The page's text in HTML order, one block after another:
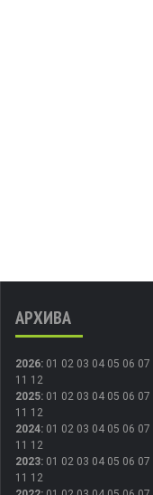
АРХИВА
2026: 01 02 03 04 05 06 07
11 12
2025: 01 02 03 04 05 06 07
11 12
2024: 01 02 03 04 05 06 07
11 12
2023: 01 02 03 04 05 06 07
11 12